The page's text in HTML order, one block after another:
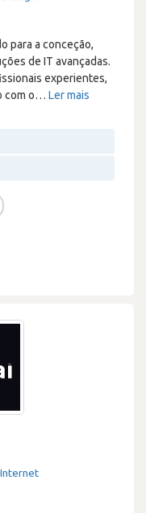
para a conceção,
de IT avançadas.
experientes,
com o… Ler mais